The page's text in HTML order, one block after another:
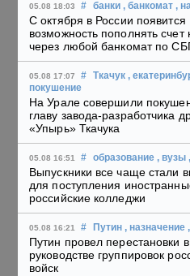
05.08 18:03 # банки , банкомат ,
С октября в России появится
возможность пополнять
через любой банкомат по
05.08 17:07 # Ткачук ,
покушение
На Урале совершили
главу завода-разработчика
«Упырь» Ткачука
05.08 16:51 # образование , вузы
Выпускники все чаще стали
для поступления
российские колледжи
05.08 16:21 # Путин , назначение
Путин провел перестановки в
руководстве группировок
войск